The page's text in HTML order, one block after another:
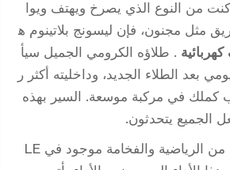
كنت من النوع الذي يصرخ ويهتف ويوا
مثل مجنون، فإن ليسونج بلاتينوم ه
. طلاؤه الكرومي الجميل سيأ
الطلاء الجديد، وداخليته أكثر ر
كملك في مركبة موسعة. السير بهذه
الجميع يتحدثون.
لاسونج إيليت: خليط من الرياضية والفخامة موجود في LE